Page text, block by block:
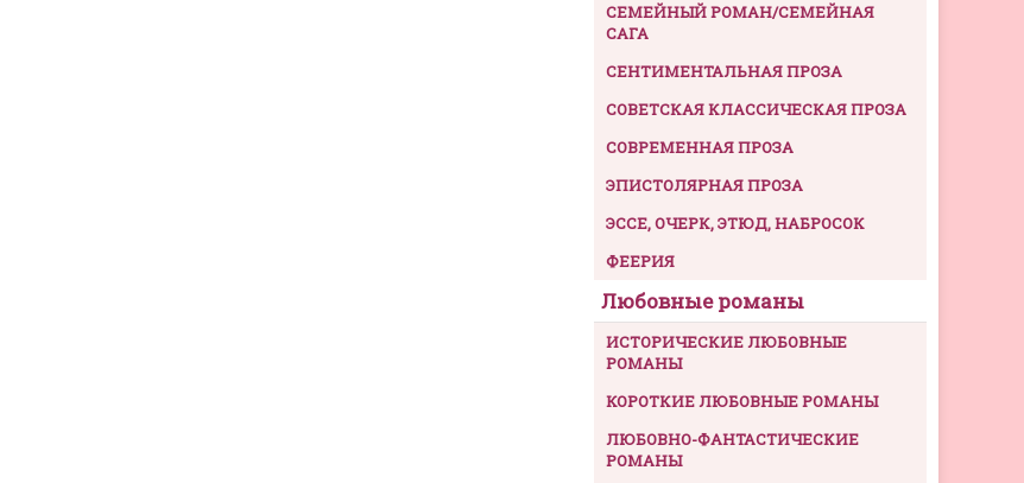
СЕМЕЙНЫЙ РОМАН/СЕМЕЙНАЯ
САГА
СЕНТИМЕНТАЛЬНАЯ ПРОЗА
СОВЕТСКАЯ КЛАССИЧЕСКАЯ ПРОЗА
СОВРЕМЕННАЯ ПРОЗА
ЭПИСТОЛЯРНАЯ ПРОЗА
ЭССЕ, ОЧЕРК, ЭТЮД, НАБРОСОК
ФЕЕРИЯ
Любовные романы
ИСТОРИЧЕСКИЕ ЛЮБОВНЫЕ
РОМАНЫ
КОРОТКИЕ ЛЮБОВНЫЕ РОМАНЫ
ЛЮБОВНО-ФАНТАСТИЧЕСКИЕ
РОМАНЫ